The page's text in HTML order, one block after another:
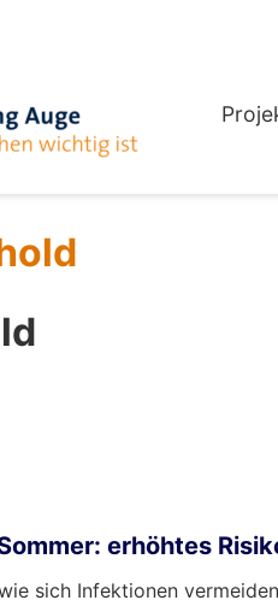
erhöhtes
sich Infektionen